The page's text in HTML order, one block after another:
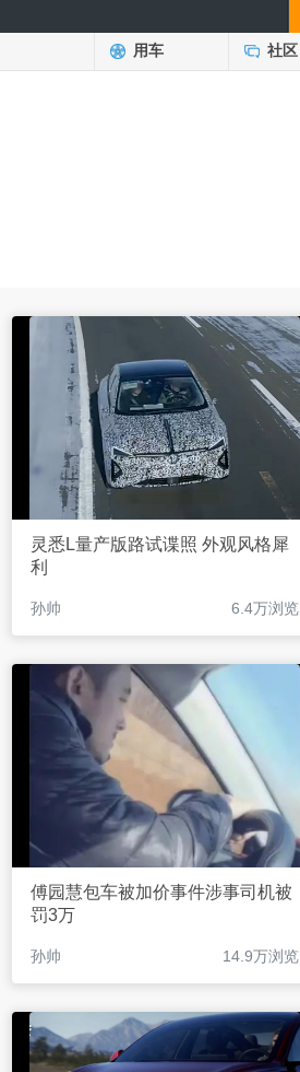
用车 社区
灵悉L量产版路试谍照 外观风格犀
利
孙帅 6.4万浏览
傅园慧包车被加价事件涉事司机被
罚3万
孙帅 14.9万浏览